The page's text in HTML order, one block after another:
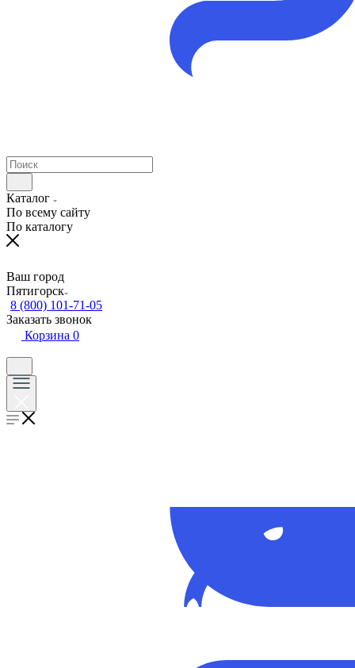
Каталог
По всему сайту
По каталогу
Ваш город
Пятигорск
8 (800) 101-71-05
Заказать звонок
Корзина 0